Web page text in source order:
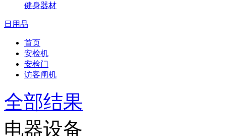
健身器材
日用品
首页
安检机
安检门
访客闸机
全部结果
电器设备